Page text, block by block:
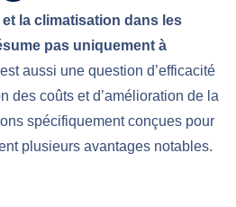
la climatisation dans les
pas uniquement à
aussi une question d’efficacité
des coûts et d’amélioration de la
spécifiquement conçues pour
plusieurs avantages notables.